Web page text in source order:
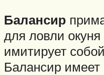
Балансир
для ловли
имитирует
Балансир